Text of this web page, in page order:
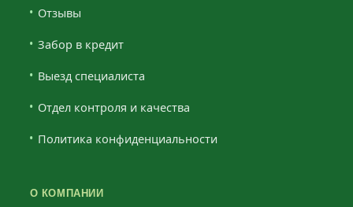
Отзывы
Забор в кредит
Выезд специалиста
Отдел контроля и качества
Политика конфиденциальности
О КОМПАНИИ